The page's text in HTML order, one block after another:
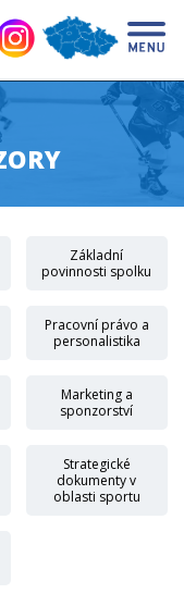
Základní
povinnosti spolku
Pracovní právo a
personalistika
Marketing a
sponzorství
Strategické
dokumenty v
oblasti sportu